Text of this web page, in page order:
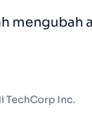
menjadi
di Digital